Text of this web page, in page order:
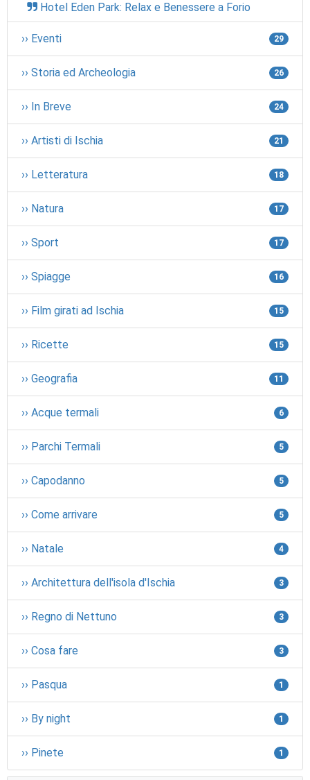
Hotel Eden Park: Relax e Benessere a Forio
›› Eventi 29
›› Storia ed Archeologia 26
›› In Breve 24
›› Artisti di Ischia 21
›› Letteratura 18
›› Natura 17
›› Sport 17
›› Spiagge 16
›› Film girati ad Ischia 15
›› Ricette 15
›› Geografia 11
›› Acque termali 6
›› Parchi Termali 5
›› Capodanno 5
›› Come arrivare 5
›› Natale 4
›› Architettura dell'isola d'Ischia 3
›› Regno di Nettuno 3
›› Cosa fare 3
›› Pasqua 1
›› By night 1
›› Pinete 1